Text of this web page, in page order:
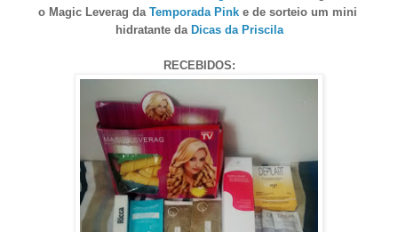
o Magic Leverag da Temporada Pinke de sorteio um mini
hidratante da Dicas da Priscila
RECEBIDOS: